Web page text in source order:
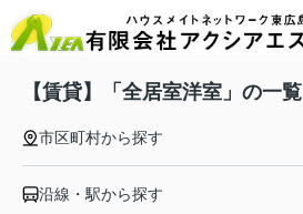
【賃貸】「全居室洋室」の一覧
市区町村から探す
沿線・駅から探す